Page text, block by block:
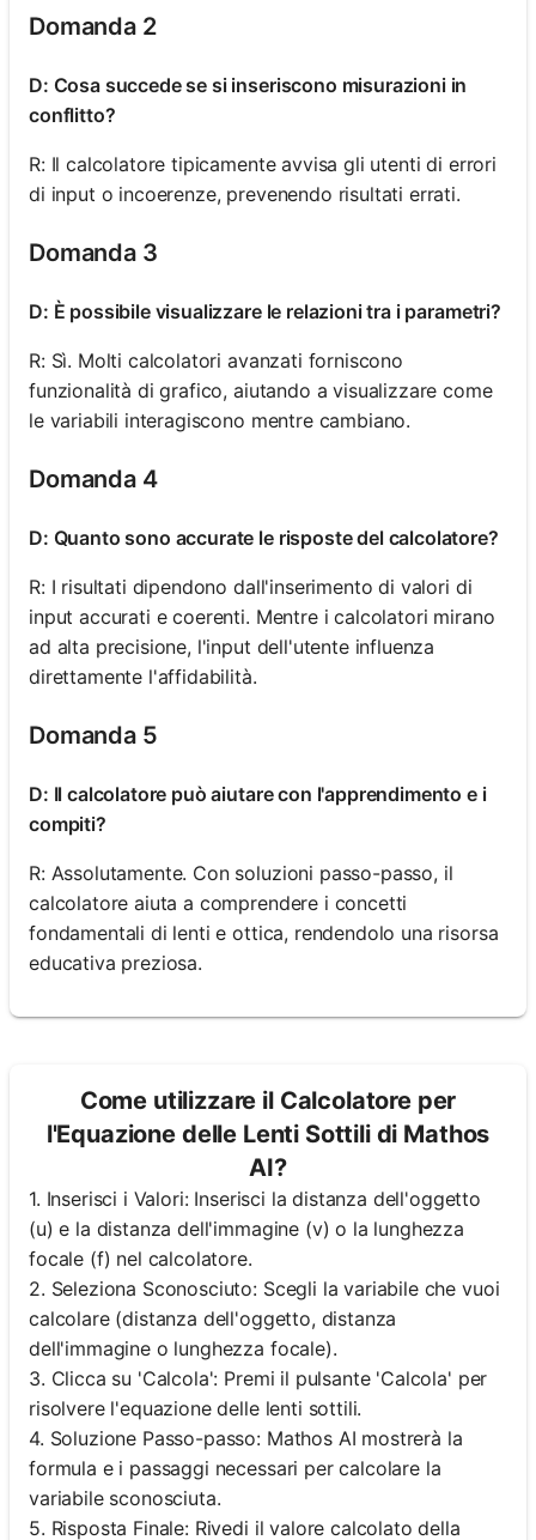
Domanda 2
D: Cosa succede se si inseriscono misurazioni in
conflitto?
R: Il calcolatore tipicamente avvisa gli utenti di errori
di input o incoerenze, prevenendo risultati errati.
Domanda 3
D: È possibile visualizzare le relazioni tra i parametri?
R: Sì. Molti calcolatori avanzati forniscono
funzionalità di grafico, aiutando a visualizzare come
le variabili interagiscono mentre cambiano.
Domanda 4
D: Quanto sono accurate le risposte del calcolatore?
R: I risultati dipendono dall'inserimento di valori di
input accurati e coerenti. Mentre i calcolatori mirano
ad alta precisione, l'input dell'utente influenza
direttamente l'affidabilità.
Domanda 5
D: Il calcolatore può aiutare con l'apprendimento e i
compiti?
R: Assolutamente. Con soluzioni passo-passo, il
calcolatore aiuta a comprendere i concetti
fondamentali di lenti e ottica, rendendolo una risorsa
educativa preziosa.
Come utilizzare il Calcolatore per
l'Equazione delle Lenti Sottili di Mathos
AI?
1. Inserisci i Valori: Inserisci la distanza dell'oggetto
(u) e la distanza dell'immagine (v) o la lunghezza
focale (f) nel calcolatore.
2. Seleziona Sconosciuto: Scegli la variabile che vuoi
calcolare (distanza dell'oggetto, distanza
dell'immagine o lunghezza focale).
3. Clicca su 'Calcola': Premi il pulsante 'Calcola' per
risolvere l'equazione delle lenti sottili.
4. Soluzione Passo-passo: Mathos AI mostrerà la
formula e i passaggi necessari per calcolare la
variabile sconosciuta.
5. Risposta Finale: Rivedi il valore calcolato della